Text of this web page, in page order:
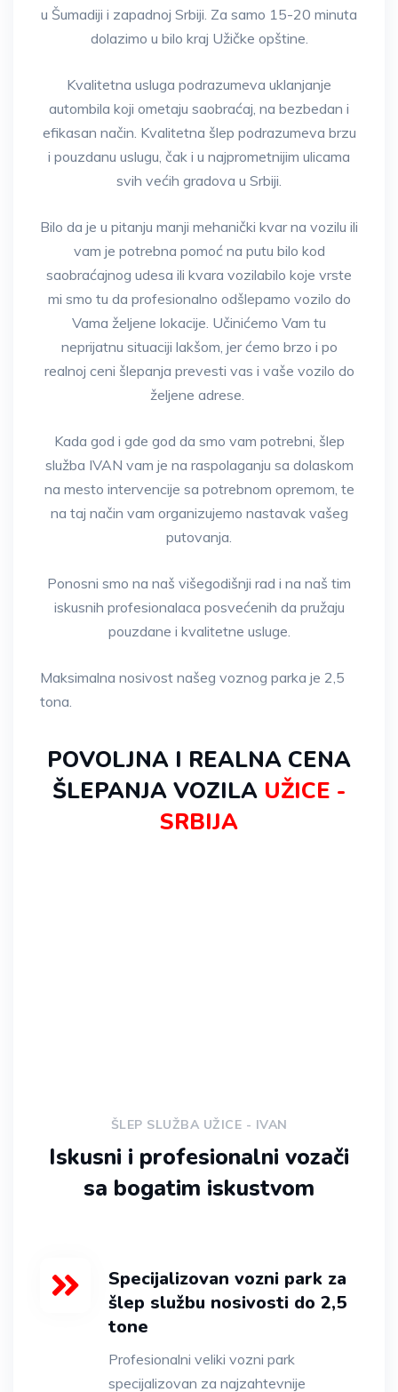
u Šumadiji i zapadnoj Srbiji. Za samo 15-20 minuta
dolazimo u bilo kraj Užičke opštine.
Kvalitetna usluga podrazumeva uklanjanje
autombila koji ometaju saobraćaj, na bezbedan i
efikasan način. Kvalitetna šlep podrazumeva brzu
i pouzdanu uslugu, čak i u najprometnijim ulicama
svih većih gradova u Srbiji.
Bilo da je u pitanju manji mehanički kvar na vozilu ili
vam je potrebna pomoć na putu bilo kod
saobraćajnog udesa ili kvara vozilabilo koje vrste
mi smo tu da profesionalno odšlepamo vozilo do
Vama željene lokacije. Učinićemo Vam tu
neprijatnu situaciji lakšom, jer ćemo brzo i po
realnoj ceni šlepanja prevesti vas i vaše vozilo do
željene adrese.
Kada god i gde god da smo vam potrebni, šlep
služba IVAN vam je na raspolaganju sa dolaskom
na mesto intervencije sa potrebnom opremom, te
na taj način vam organizujemo nastavak vašeg
putovanja.
Ponosni smo na naš višegodišnji rad i na naš tim
iskusnih profesionalaca posvećenih da pružaju
pouzdane i kvalitetne usluge.
Maksimalna nosivost našeg voznog parka je 2,5
tona.
POVOLJNA I REALNA CENA
ŠLEPANJA VOZILA UŽICE -
SRBIJA
ŠLEP SLUŽBA UŽICE - IVAN
Iskusni i profesionalni vozači
sa bogatim iskustvom
Specijalizovan vozni park za
šlep službu nosivosti do 2,5
tone
Profesionalni veliki vozni park
specijalizovan za najzahtevnije